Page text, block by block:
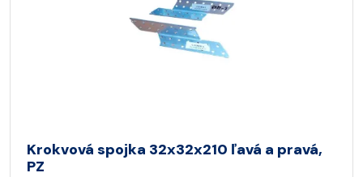
Krokvová spojka 32x32x210 ľavá a pravá,
PZ